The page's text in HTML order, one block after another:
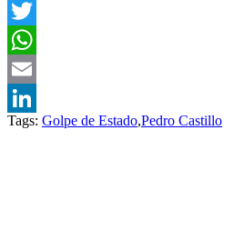
Facebook
Twitter
WhatsApp
Email
LinkedIn
Tags: Golpe de Estado,Pedro Castillo